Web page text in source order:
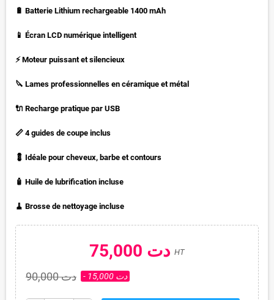
🔋 Batterie Lithium rechargeable 1400 mAh
📱 Écran LCD numérique intelligent
⚡ Moteur puissant et silencieux
🔪 Lames professionnelles en céramique et métal
🔌 Recharge pratique par USB
📏 4 guides de coupe inclus
💈 Idéale pour cheveux, barbe et contours
🧴 Huile de lubrification incluse
🧹 Brosse de nettoyage incluse
HT
90,000 دت - 15,000 دت